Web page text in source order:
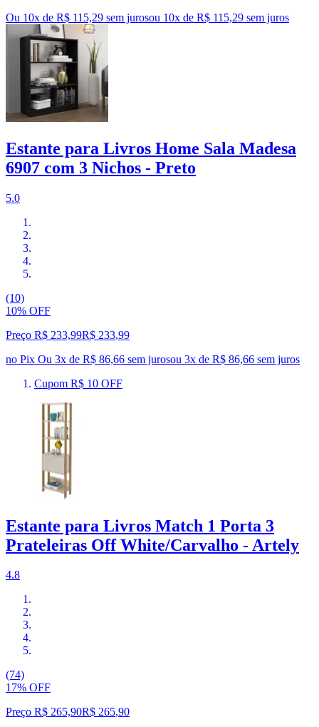
Ou 10x de R$ 115,29 sem jurosou 10x de R$ 115,29 sem juros
Estante para Livros Home Sala Madesa
6907 com 3 Nichos - Preto
5.0
(10)
10% OFF
Preço R$ 233,99R$ 233,99
no Pix Ou 3x de R$ 86,66 sem jurosou 3x de R$ 86,66 sem juros
Cupom R$ 10 OFF
Estante para Livros Match 1 Porta 3
Prateleiras Off White/Carvalho - Artely
4.8
(74)
17% OFF
Preço R$ 265,90R$ 265,90